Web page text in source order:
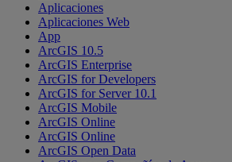
Aplicaciones
Aplicaciones Web
App
ArcGIS 10.5
ArcGIS Enterprise
ArcGIS for Developers
ArcGIS for Server 10.1
ArcGIS Mobile
ArcGIS Online
ArcGIS Online
ArcGIS Open Data